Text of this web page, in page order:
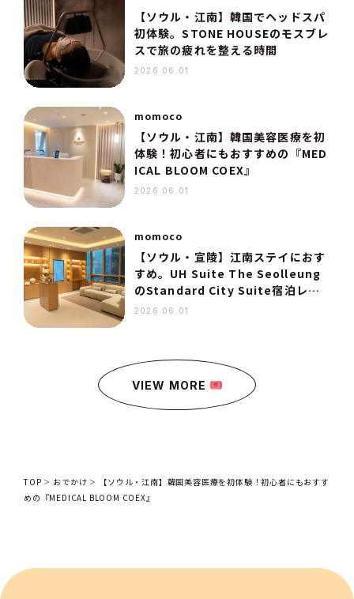
【ソウル・江南】韓国でヘッドスパ
初体験。STONE HOUSEのモスブレ
スで旅の疲れを整える時間
2026.06.01
momoco
【ソウル・江南】韓国美容医療を初
体験！初心者にもおすすめの『MED
ICAL BLOOM COEX』
2026.06.01
momoco
【ソウル・宣陵】江南ステイにおす
すめ。UH Suite The Seolleung
のStandard City Suite宿泊レポ
ート
2026.06.01
VIEW MORE
TOP おでかけ
【ソウル・江南】韓国美容医療を初体験！初心者にもおすす
めの『MEDICAL BLOOM COEX』